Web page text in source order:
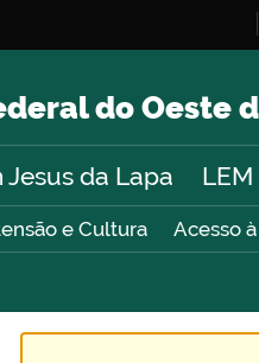
do Oeste
Jesus da Lapa LEM
e Cultura Acesso